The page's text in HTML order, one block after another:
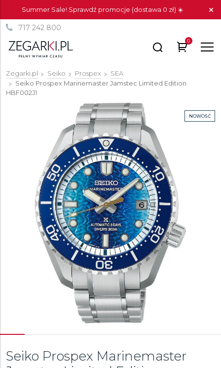
Summer Sale! Sprawdź promocje (dostawa 0 zł) ☀️
717 242 800
0
Zegarki.pl Seiko Prospex
SEA
Seiko Prospex Marinemaster Jamstec Limited Edition
HBF002J1
NOWOŚĆ
Seiko Prospex Marinemaster